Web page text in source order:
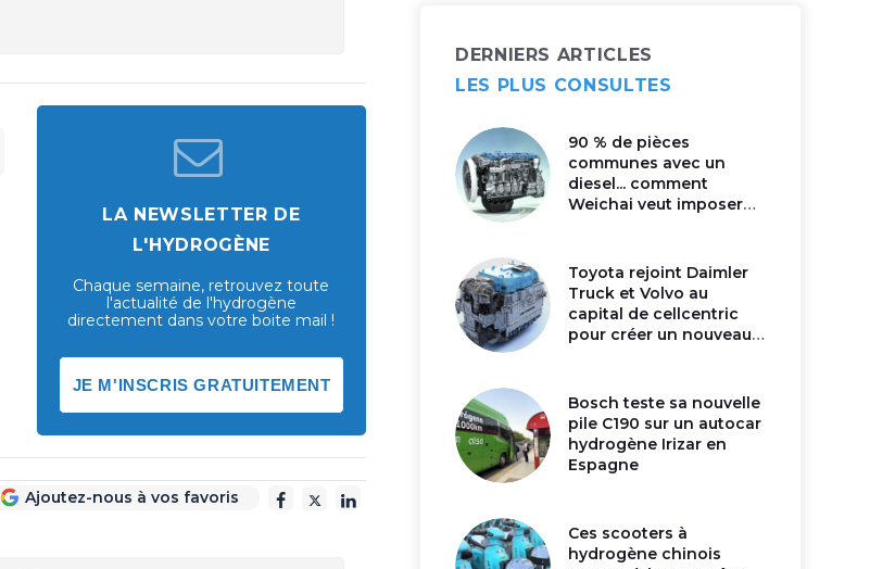
LA NEWSLETTER DE
L'HYDROGÈNE
Chaque semaine, retrouvez toute
l'actualité de l'hydrogène
directement dans votre boite mail !
JE M'INSCRIS GRATUITEMENT
Ajoutez-nous à vos favoris
DERNIERS ARTICLES
LES PLUS CONSULTES
90 % de pièces
communes avec un
diesel... comment
Weichai veut imposer
Toyota rejoint Daimler
Truck et Volvo au
capital de cellcentric
pour créer un nouveau
Bosch teste sa nouvelle
pile C190 sur un autocar
hydrogène Irizar en
Espagne
Ces scooters à
hydrogène chinois